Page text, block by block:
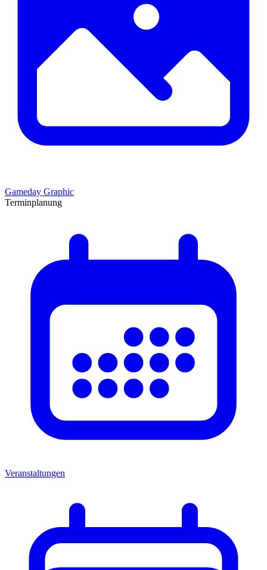
Gameday Graphic
Terminplanung
Veranstaltungen